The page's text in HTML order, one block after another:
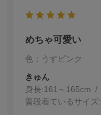
めちゃ可愛い
色：うすピンク
きゅん
身長:161～165cm
普段着ているサイズ: